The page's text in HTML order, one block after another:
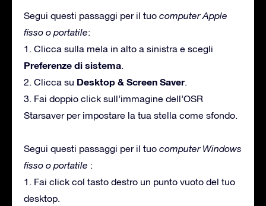
Segui questi passaggi per il tuo computer Apple
fisso o portatile:
1. Clicca sulla mela in alto a sinistra e scegli
Preferenze di sistema
2. Clicca su Desktop & Screen Saver.
3. Fai doppio click sull’immagine dell’OSR
Starsaver per impostare la tua stella come sfondo.
Segui questi passaggi per il tuo computer Windows
fisso o portatile :
1. Fai click col tasto destro un punto vuoto del tuo
desktop.